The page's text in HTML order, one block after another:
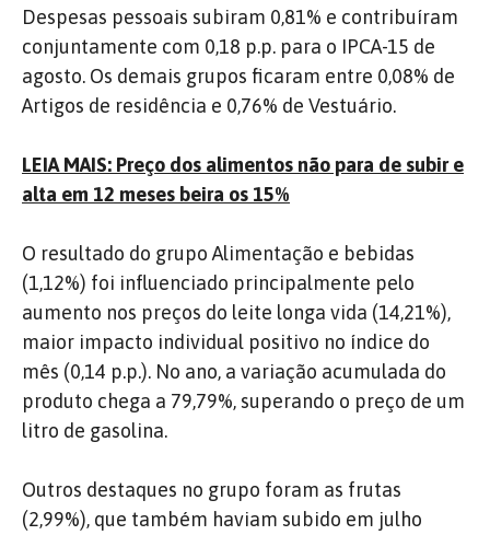
Despesas pessoais subiram 0,81% e contribuíram
conjuntamente com 0,18 p.p. para o IPCA-15 de
agosto. Os demais grupos ficaram entre 0,08% de
Artigos de residência e 0,76% de Vestuário.
LEIA MAIS: Preço dos alimentos não para de subir e
alta em 12 meses beira os 15%
O resultado do grupo Alimentação e bebidas
(1,12%) foi influenciado principalmente pelo
aumento nos preços do leite longa vida (14,21%),
maior impacto individual positivo no índice do
mês (0,14 p.p.). No ano, a variação acumulada do
produto chega a 79,79%, superando o preço de um
litro de gasolina.
Outros destaques no grupo foram as frutas
(2,99%), que também haviam subido em julho